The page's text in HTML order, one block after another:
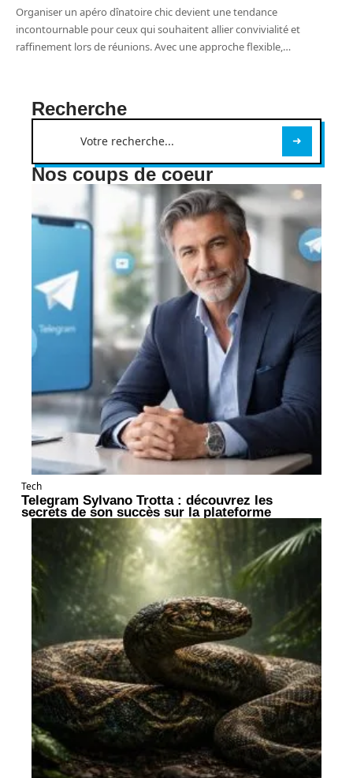
Organiser un apéro dînatoire chic devient une tendance
incontournable pour ceux qui souhaitent allier convivialité et
raffinement lors de réunions. Avec une approche flexible, …
Recherche
Nos coups de coeur
Tech
Telegram Sylvano Trotta : découvrez les
secrets de son succès sur la plateforme